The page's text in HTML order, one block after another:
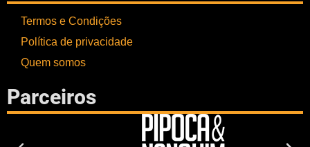
Termos e Condições
Política de privacidade
Quem somos
Parceiros